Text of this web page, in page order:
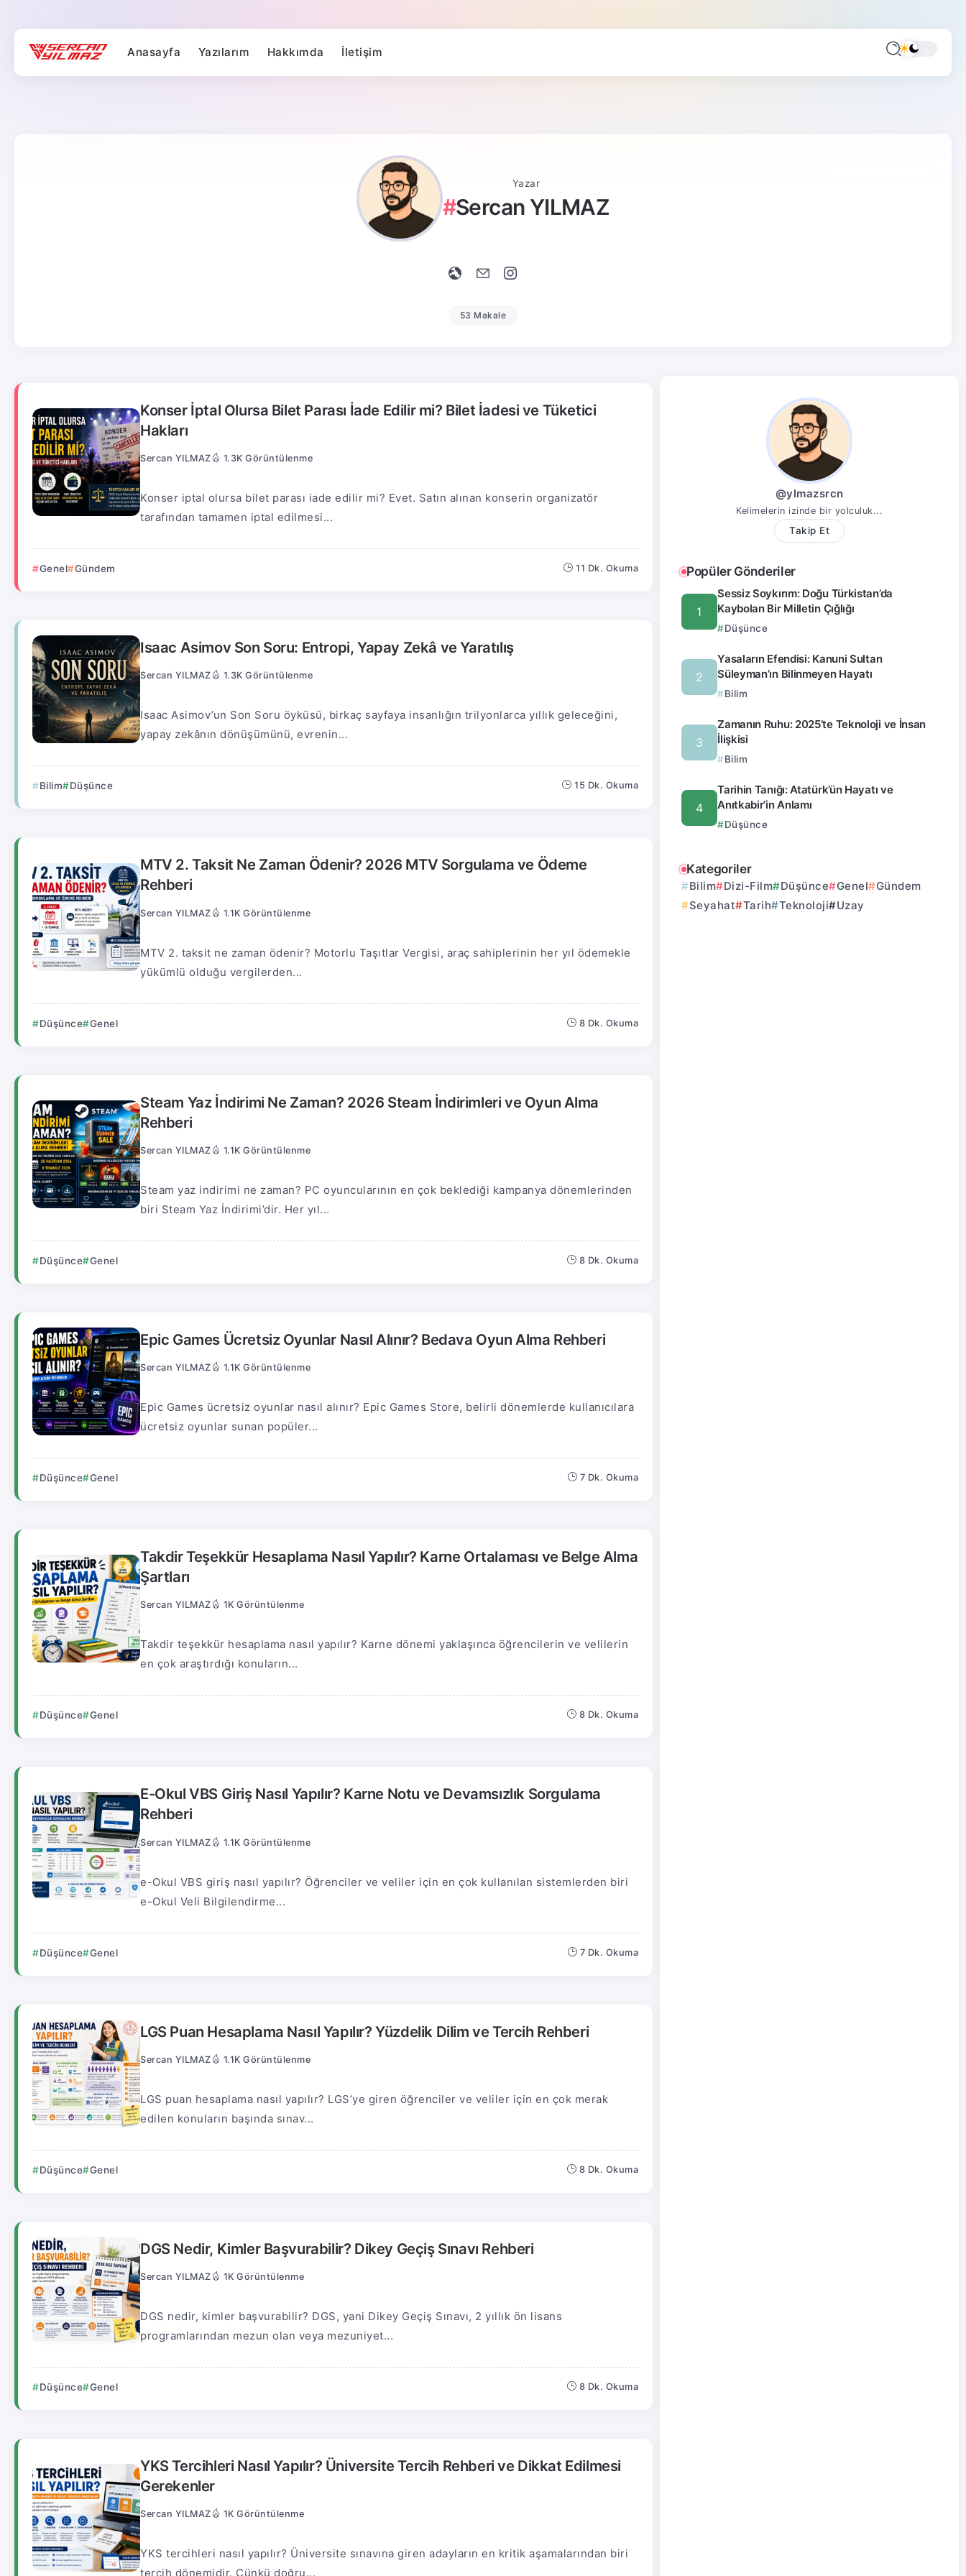
Anasayfa Yazılarım Hakkımda İletişim
Yazar
Sercan YILMAZ
53 Makale
Konser İptal Olursa Bilet Parası İade Edilir mi? Bilet İadesi ve Tüketici
Hakları
Sercan YILMAZ 1.3K Görüntülenme
Konser iptal olursa bilet parası iade edilir mi? Evet. Satın alınan konserin organizatör
tarafından tamamen iptal edilmesi...
Genel Gündem 11 Dk. Okuma
Isaac Asimov Son Soru: Entropi, Yapay Zekâ ve Yaratılış
Sercan YILMAZ 1.3K Görüntülenme
Isaac Asimov’un Son Soru öyküsü, birkaç sayfaya insanlığın trilyonlarca yıllık geleceğini,
yapay zekânın dönüşümünü, evrenin...
Bilim Düşünce 15 Dk. Okuma
MTV 2. Taksit Ne Zaman Ödenir? 2026 MTV Sorgulama ve Ödeme
Rehberi
Sercan YILMAZ 1.1K Görüntülenme
MTV 2. taksit ne zaman ödenir? Motorlu Taşıtlar Vergisi, araç sahiplerinin her yıl ödemekle
yükümlü olduğu vergilerden...
Düşünce Genel 8 Dk. Okuma
Steam Yaz İndirimi Ne Zaman? 2026 Steam İndirimleri ve Oyun Alma
Rehberi
Sercan YILMAZ 1.1K Görüntülenme
Steam yaz indirimi ne zaman? PC oyuncularının en çok beklediği kampanya dönemlerinden
biri Steam Yaz İndirimi’dir. Her yıl...
Düşünce Genel 8 Dk. Okuma
Epic Games Ücretsiz Oyunlar Nasıl Alınır? Bedava Oyun Alma Rehberi
Sercan YILMAZ 1.1K Görüntülenme
Epic Games ücretsiz oyunlar nasıl alınır? Epic Games Store, belirli dönemlerde kullanıcılara
ücretsiz oyunlar sunan popüler...
Düşünce Genel 7 Dk. Okuma
Takdir Teşekkür Hesaplama Nasıl Yapılır? Karne Ortalaması ve Belge Alma
Şartları
Sercan YILMAZ 1K Görüntülenme
Takdir teşekkür hesaplama nasıl yapılır? Karne dönemi yaklaşınca öğrencilerin ve velilerin
en çok araştırdığı konuların...
Düşünce Genel 8 Dk. Okuma
E-Okul VBS Giriş Nasıl Yapılır? Karne Notu ve Devamsızlık Sorgulama
Rehberi
Sercan YILMAZ 1.1K Görüntülenme
e-Okul VBS giriş nasıl yapılır? Öğrenciler ve veliler için en çok kullanılan sistemlerden biri
e-Okul Veli Bilgilendirme...
Düşünce Genel 7 Dk. Okuma
LGS Puan Hesaplama Nasıl Yapılır? Yüzdelik Dilim ve Tercih Rehberi
Sercan YILMAZ 1.1K Görüntülenme
LGS puan hesaplama nasıl yapılır? LGS’ye giren öğrenciler ve veliler için en çok merak
edilen konuların başında sınav...
Düşünce Genel 8 Dk. Okuma
DGS Nedir, Kimler Başvurabilir? Dikey Geçiş Sınavı Rehberi
Sercan YILMAZ 1K Görüntülenme
DGS nedir, kimler başvurabilir? DGS, yani Dikey Geçiş Sınavı, 2 yıllık ön lisans
programlarından mezun olan veya mezuniyet...
Düşünce Genel 8 Dk. Okuma
YKS Tercihleri Nasıl Yapılır? Üniversite Tercih Rehberi ve Dikkat Edilmesi
Gerekenler
Sercan YILMAZ 1K Görüntülenme
YKS tercihleri nasıl yapılır? Üniversite sınavına giren adayların en kritik aşamalarından biri
tercih dönemidir. Çünkü doğru...
@ylmazsrcn
Kelimelerin izinde bir yolculuk...
Takip Et
Popüler Gönderiler
Sessiz Soykırım: Doğu Türkistan’da
Kaybolan Bir Milletin Çığlığı
Düşünce
Yasaların Efendisi: Kanuni Sultan
Süleyman’ın Bilinmeyen Hayatı
Bilim
Zamanın Ruhu: 2025’te Teknoloji ve İnsan
İlişkisi
Bilim
Tarihin Tanığı: Atatürk’ün Hayatı ve
Anıtkabir’in Anlamı
Düşünce
Kategoriler
Bilim Dizi-Film Düşünce Genel
Gündem
Seyahat Tarih Teknoloji Uzay